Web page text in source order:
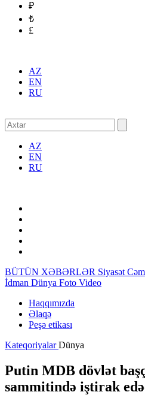
₽
₺
£
AZ
EN
RU
AZ
EN
RU
BÜTÜN XƏBƏRLƏR Siyasət
İdman Dünya Foto Video
Haqqımızda
Əlaqə
Peşə etikası
KateqoriyalarDünya
Putin MDB dövlət
sammitində iştirak